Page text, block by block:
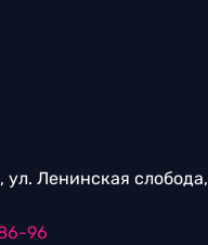
ул. Ленинская слобода,
96